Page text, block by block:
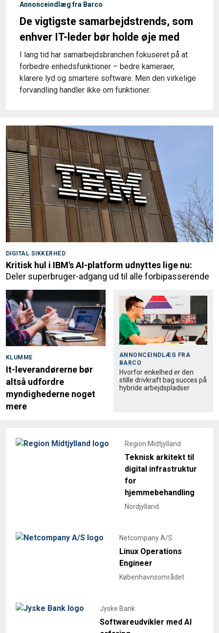
Annonceindlæg fra Barco
De vigtigste samarbejdstrends, som
enhver IT-leder bør holde øje med
I lang tid har samarbejdsbranchen fokuseret på at
forbedre enhedsfunktioner – bedre kameraer,
klarere lyd og smartere software. Men den virkelige
forvandling handler ikke om funktioner.
DIGITAL SIKKERHED
Kritisk hul i IBM's AI-platform udnyttes lige nu:
Deler superbruger-adgang ud til alle forbipasserende
KLUMME
It-leverandørerne bør
altså udfordre
myndighederne noget
mere
ANNONCEINDLÆG FRA
BARCO
Hvorfor enkelhed er den
stille drivkraft bag succes på
hybride arbejdspladser
Region Midtjylland
Teknisk arkitekt til
digital infrastruktur
for
hjemmebehandling
Nordjylland
Netcompany A/S
Linux Operations
Engineer
Københavnsområdet
Jyske Bank
Softwareudvikler med AI